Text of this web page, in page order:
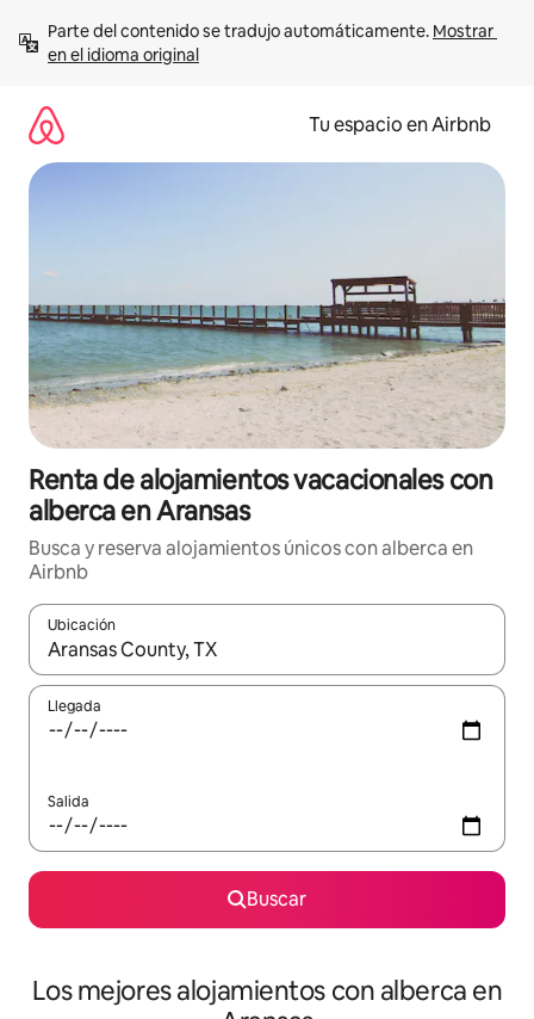
contenido
Parte del contenido se tradujo automáticamente. Mostrar
en el idioma original
Tu espacio en Airbnb
Renta de alojamientos vacacionales con
alberca en Aransas
Busca y reserva alojamientos únicos con alberca en
Airbnb
Ubicación
Cuando los resultados estén disponibles, podrás navegar
Llegada
Salida
Buscar
Los mejores alojamientos con alberca en